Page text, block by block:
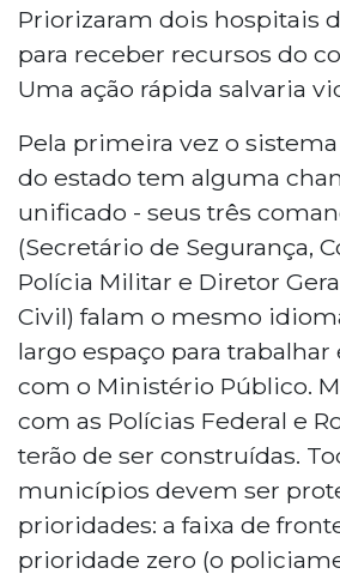
Priorizaram dois hospitais
para receber recursos do
Uma ação rápida salvaria
Pela primeira vez o
do estado tem alguma
unificado - seus três
(Secretário de Segurança,
Polícia Militar e Diretor
Civil) falam o mesmo
largo espaço para
com o Ministério Público.
com as Polícias Federal e
terão de ser construídas.
municípios devem ser
prioridades: a faixa de
prioridade zero (o